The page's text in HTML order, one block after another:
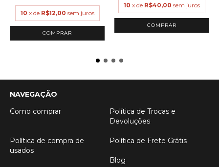
10 x de R$12,00 sem juros
COMPRAR
10 x de R$40,00 sem juros
NAVEGAÇÃO
Como comprar
Política de Trocas e
Devoluções
Política de compra de
usados
Política de Frete Grátis
Blog